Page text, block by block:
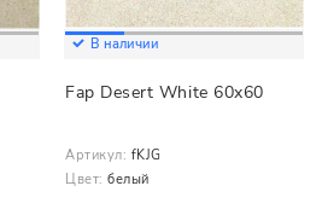
В наличии
Fap Desert White 60x60
Артикул: fKJG
Цвет: белый